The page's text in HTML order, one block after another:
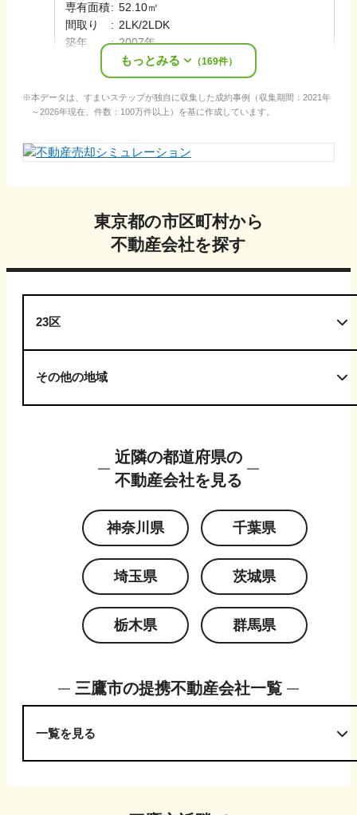
専有面積: 52.10㎡
間取り
: 2LK/2LDK
築年
: 2007年
2025年秋
もっとみる （169件）
本データは、すまいステップが独自に収集した成約事例（収集期間：2021年
～2026年現在、件数：100万件以上）を基に作成しています。
東京都の市区町村から
不動産会社を探す
23区
その他の地域
近隣の都道府県の
不動産会社を見る
神奈川県 千葉県
埼玉県 茨城県
栃木県 群馬県
三鷹市の提携不動産会社一覧
一覧を見る